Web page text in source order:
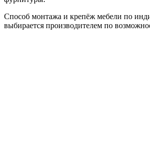
Способ монтажа и крепёж мебели по
выбирается производителем по